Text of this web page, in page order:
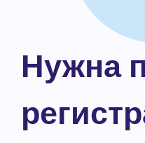
Нужна